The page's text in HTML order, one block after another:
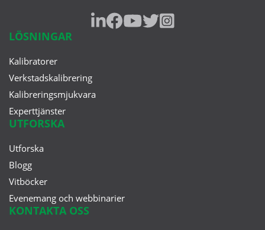
LÖSNINGAR
Kalibratorer
Verkstadskalibrering
Kalibreringsmjukvara
Experttjänster
UTFORSKA
Utforska
Blogg
Vitböcker
Evenemang och webbinarier
KONTAKTA OSS